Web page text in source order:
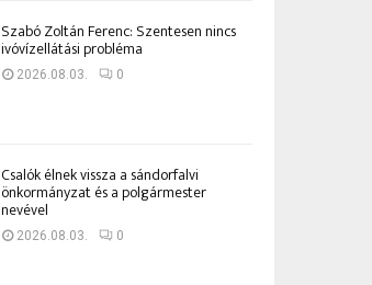
Szabó Zoltán Ferenc: Szentesen nincs
ivóvízellátási probléma
2026.08.03. 0
Csalók élnek vissza a sándorfalvi
önkormányzat és a polgármester
nevével
2026.08.03. 0